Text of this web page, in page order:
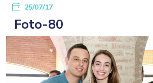
25/07/17
Foto-80